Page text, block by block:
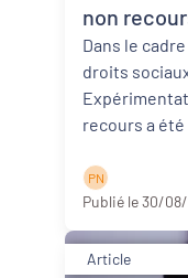
non
néo-
Dans le
droits
P N
Publié le 30/
Article